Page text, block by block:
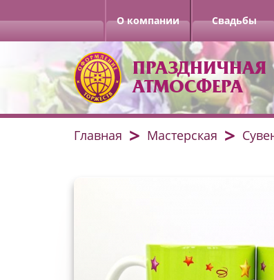
О компании Свадьбы
ПРАЗДНИЧНАЯ
АТМОСФЕРА
Главная Мастерская